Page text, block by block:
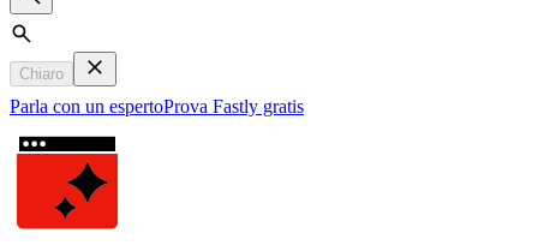
Search
Chiaro
Parla con un espertoProva Fastly gratis